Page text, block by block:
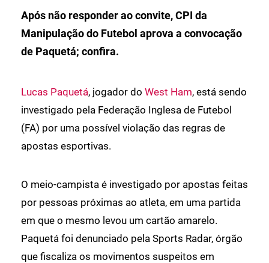
Após não responder ao convite, CPI da
Manipulação do Futebol aprova a convocação
de Paquetá; confira.
Lucas Paquetá, jogador do West Ham, está sendo
investigado pela Federação Inglesa de Futebol
(FA) por uma possível violação das regras de
apostas esportivas.
O meio-campista é investigado por apostas feitas
por pessoas próximas ao atleta, em uma partida
em que o mesmo levou um cartão amarelo.
Paquetá foi denunciado pela Sports Radar, órgão
que fiscaliza os movimentos suspeitos em